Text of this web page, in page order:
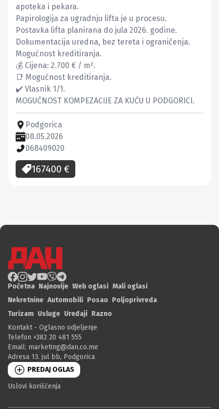
apoteka i pekara.
Papirologija za ugradnju lifta je u procesu.
Postavka lifta planirana do jula 2026. godine.
Dokumentacija uredna, bez tereta i ograničenja.
Mogućnost kreditiranja.
💰 Cijena: 2.700 € / m².
📑 Mogućnost kreditiranja.
✔️ Vlasnik 1/1.
MOGUĆNOST KOMPEZACIJE ZA KUĆU U PODGORICI.
Podgorica
08.05.2026
068409020
167400 €
Početna Najnovije Web oglasi Mali oglasi
Nekretnine Automobili Posao Poljoprivreda
Turizam Usluge Uređaji Razno
Kontakt - Oglasno odjeljenje
Telefon +382 20 481 555
Email: marketing@dan.co.me
Adresa 13. jul bb, Podgorica
PREDAJ OGLAS
Uslovi korišćenja